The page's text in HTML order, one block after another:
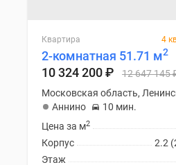
Квартира 4
2-комнатная 51.71 м2
10 324 200₽ 12 647 145
Аннино
10 мин.
Цена за м2
2.2
Корпус
Этаж